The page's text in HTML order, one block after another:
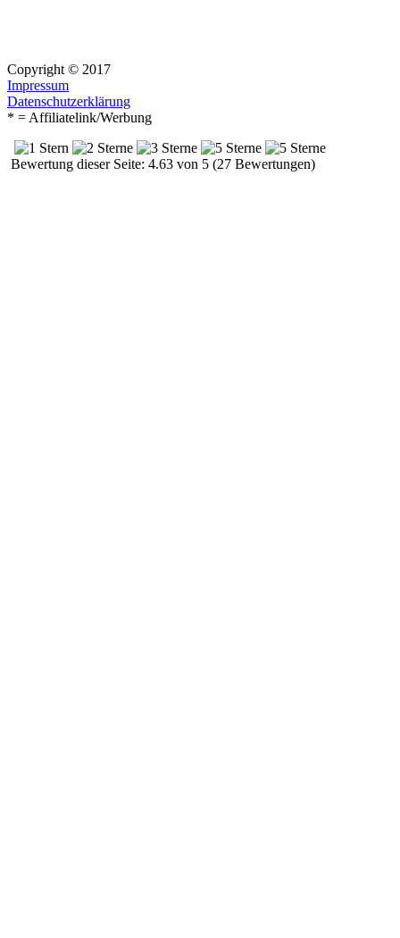
Copyright © 2017
Impressum
Datenschutzerklärung
* = Affiliatelink/Werbung
Bewertung dieser Seite: 4.63 von 5 (27 Bewertungen)